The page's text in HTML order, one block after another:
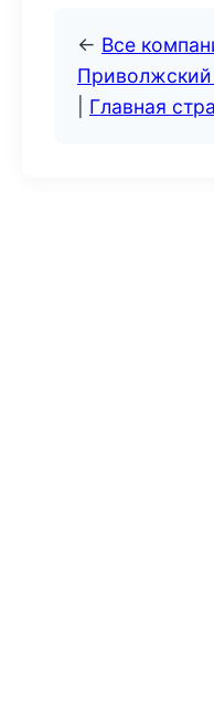
← Все
Главная